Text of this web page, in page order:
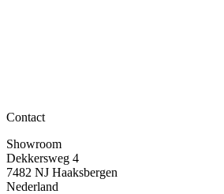
Contact
Showroom
Dekkersweg 4
7482 NJ Haaksbergen
Nederland